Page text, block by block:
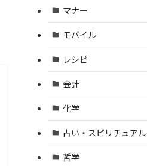
マナー
モバイル
レシピ
会計
化学
占い・スピリチュアル
哲学